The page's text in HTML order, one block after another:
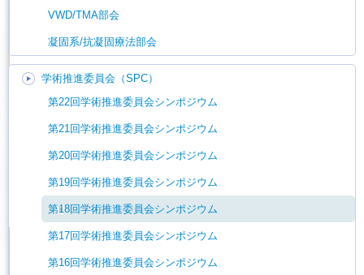
VWD/TMA部会
凝固系/抗凝固療法部会
学術推進委員会（SPC）
第22回学術推進委員会シンポジウム
第21回学術推進委員会シンポジウム
第20回学術推進委員会シンポジウム
第19回学術推進委員会シンポジウム
第18回学術推進委員会シンポジウム
第17回学術推進委員会シンポジウム
第16回学術推進委員会シンポジウム